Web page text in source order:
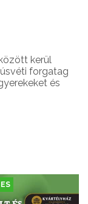
kerül
forgatag
és